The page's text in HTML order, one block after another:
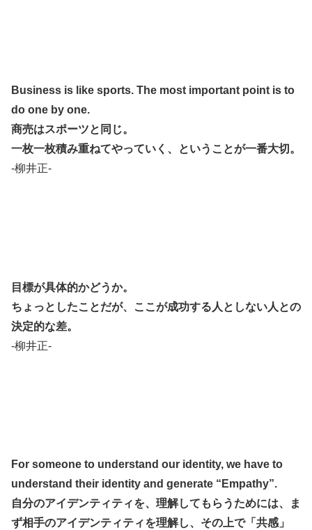
Business is like sports. The most important point is to
do one by one.
商売はスポーツと同じ。
一枚一枚積み重ねてやっていく、ということが一番大切。
-柳井正-
目標が具体的かどうか。
ちょっとしたことだが、ここが成功する人としない人との
決定的な差。
-柳井正-
For someone to understand our identity, we have to
understand their identity and generate “Empathy”.
自分のアイデンティティを、理解してもらうためには、ま
ず相手のアイデンティティを理解し、その上で「共感」